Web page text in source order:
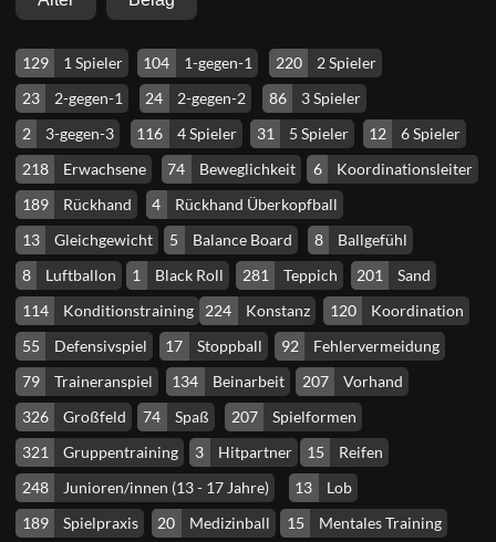
129 1 Spieler 104 1-gegen-1 220
2 Spieler
23
2-gegen-1 24 2-gegen-2 86
3 Spieler
2
3-gegen-3 116 4 Spieler 31 5 Spieler 12
6 Spieler
218
Erwachsene 74 Beweglichkeit 6
Koordinationsleiter
189
Rückhand 4
Rückhand Überkopfball
13
Gleichgewicht 5 Balance Board 8
Ballgefühl
8
Luftballon 1 Black Roll 281 Teppich 201
Sand
114
Konditionstraining 224 Konstanz 120
Koordination
55
Defensivspiel 17 Stoppball 92
Fehlervermeidung
79
Traineranspiel 134 Beinarbeit 207
Vorhand
326
Großfeld 74 Spaß 207
Spielformen
321
Gruppentraining 3 Hitpartner 15
Reifen
248
Junioren/innen (13 - 17 Jahre) 13
Lob
189
Spielpraxis 20 Medizinball 15
Mentales Training